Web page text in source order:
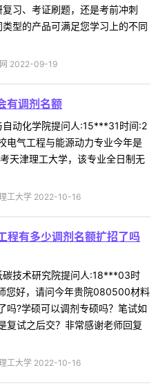
习、考证刷题，还是考前冲刺
型的产品可满足您学习上的不同
2022-09-19
有调剂名额
动化学院提问人:15***31时间:2
气工程与能源动力专业今年是
天津理工大学，该专业全日制无
工大学 2022-10-16
有多少调剂名额扩招了吗
碳技术研究院提问人:18***03时
您好，请问今年贵院080500材料
吗?学硕可以调剂专硕吗？笔试如
复试之后交？非常感谢老师回复
工大学 2022-10-16